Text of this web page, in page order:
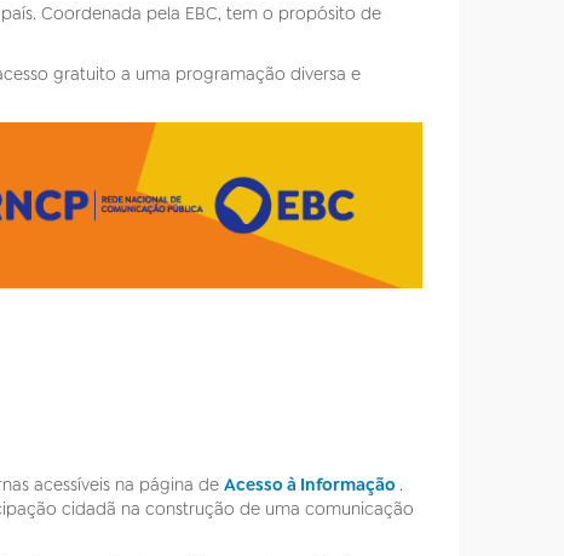
Coordenada pela EBC, tem o propósito de
gratuito a uma programação diversa e
acessíveis na página de Acesso à Informação .
cidadã na construção de uma comunicação